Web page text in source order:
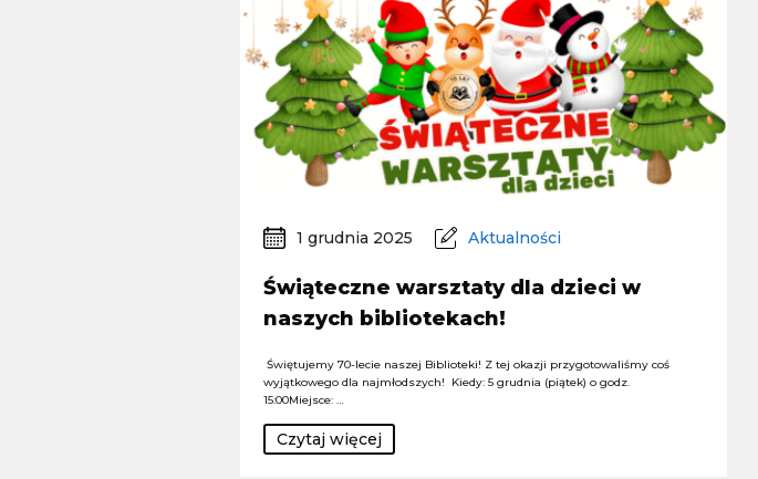
1 grudnia 2025 Aktualności
Świąteczne warsztaty dla dzieci w
naszych bibliotekach!
Świętujemy 70-lecie naszej Biblioteki! Z tej okazji przygotowaliśmy coś
wyjątkowego dla najmłodszych! Kiedy: 5 grudnia (piątek) o godz.
15:00Miejsce: …
Czytaj więcej